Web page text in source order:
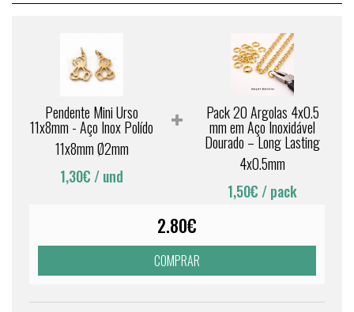
Pendente Mini Urso
11x8mm - Aço Inox Polído
11x8mm Ø2mm
1,30€ / und
Pack 20 Argolas 4x0.5
mm em Aço Inoxidável
Dourado – Long Lasting
4x0.5mm
1,50€ / pack
2.80€
COMPRAR